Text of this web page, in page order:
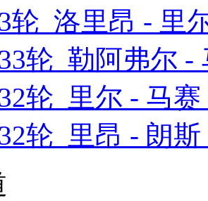
轮 洛里昂 - 里
轮 勒阿弗尔 -
轮 里尔 - 马赛
轮 里昂 - 朗斯